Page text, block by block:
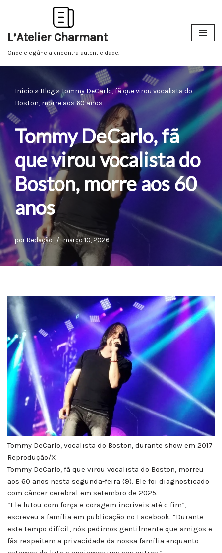
para
o
L’Atelier Charmant
Onde elegância encontra autenticidade.
Início » Blog »Tommy DeCarlo, fã que virou vocalista do
Boston, morre aos 60 anos
Tommy DeCarlo, fã
que virou vocalista do
Boston, morre aos 60
anos
por Redação março 10, 2026
Tommy DeCarlo, vocalista do Boston, durante show em 2017
Reprodução/X
Tommy DeCarlo, fã que virou vocalista do Boston, morreu
aos 60 anos nesta segunda-feira (9). Ele foi diagnosticado
com câncer cerebral em setembro de 2025.
“Ele lutou com força e coragem incríveis até o fim”,
escreveu a família em publicação no Facebook. “Durante
este tempo difícil, nós pedimos gentilmente que amigos e
fãs respeitem a privacidade da nossa família enquanto